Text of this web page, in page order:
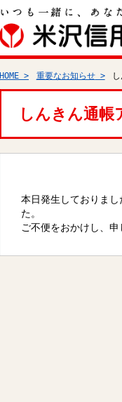
HOME 重要なお知らせ
しんきん通帳
本日発生しておりま
た。
ご不便をおかけし、申